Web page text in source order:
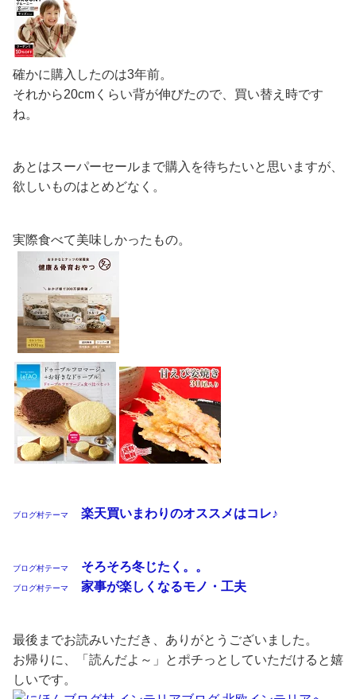
確かに購入したのは3年前。
それから20cmくらい背が伸びたので、買い替え時です
ね。
あとはスーパーセールまで購入を待ちたいと思いますが、
欲しいものはとめどなく。
実際食べて美味しかったもの。
ブログ村テーマ 楽天買いまわりのオススメはコレ♪
ブログ村テーマ そろそろ冬じたく。。
ブログ村テーマ 家事が楽しくなるモノ・工夫
最後までお読みいただき、ありがとうございました。
お帰りに、「読んだよ～」とポチっとしていただけると嬉
しいです。